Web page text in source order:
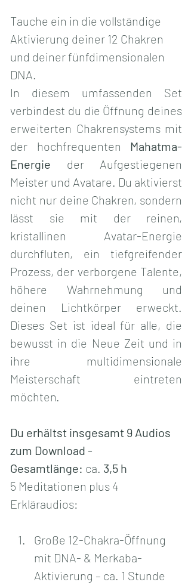
Tauche ein in die vollständige
Aktivierung deiner 12 Chakren
und deiner fünfdimensionalen
DNA.
In diesem umfassenden Set
verbindest du die Öffnung deines
erweiterten Chakrensystems mit
der hochfrequenten Mahatma-
Energie der Aufgestiegenen
Meister und Avatare. Du aktivierst
nicht nur deine Chakren, sondern
lässt sie mit der reinen,
kristallinen Avatar-Energie
durchfluten, ein tiefgreifender
Prozess, der verborgene Talente,
höhere Wahrnehmung und
deinen Lichtkörper erweckt.
Dieses Set ist ideal für alle, die
bewusst in die Neue Zeit und in
ihre multidimensionale
Meisterschaft eintreten
möchten.
Du erhältst insgesamt 9 Audios
zum Download -
Gesamtlänge: ca. 3,5 h
5 Meditationen plus 4
Erkläraudios:
Große 12-Chakra-Öffnung
mit DNA- & Merkaba-
Aktivierung – ca. 1 Stunde